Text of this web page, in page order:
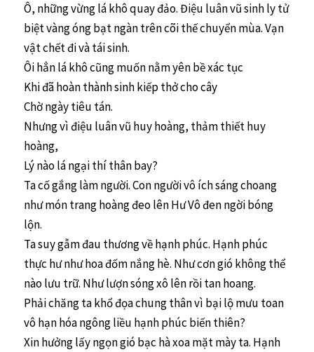
Ô, những vừng lá khô quay đảo. Điệu luân vũ sinh ly tử
biệt vàng óng bạt ngàn trên cõi thế chuyển mùa. Vạn
vật chết đi và tái sinh.
Ôi hẳn lá khô cũng muốn nằm yên bề xác tục
Khi đã hoàn thành sinh kiếp thở cho cây
Chờ ngày tiêu tán.
Nhưng vì điệu luân vũ huy hoàng, thảm thiết huy
hoàng,
Lý nào lá ngại thí thân bay?
Ta cố gắng làm người. Con người vô ích sáng choang
như món trang hoàng đeo lên Hư Vô đen ngời bóng
lộn.
Ta suy gẫm đau thương về hạnh phúc. Hạnh phúc
thực hư như hoa đốm nắng hè. Như cơn gió không thể
nào lưu trữ. Như lượn sóng xô lên rồi tan hoang.
Phải chăng ta khổ đọa chung thân vì bại lộ mưu toan
vô hạn hóa ngông liều hạnh phúc biến thiên?
Xin hưởng lấy ngọn gió bạc hà xoa mặt mày ta. Hạnh